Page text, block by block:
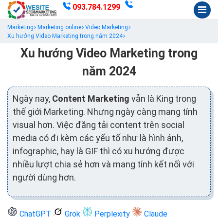
093.784.1299
Marketing Marketing online Video Marketing
Xu hướng Video Marketing trong năm 2024
Xu hướng Video Marketing trong
năm 2024
Ngày nay, Content Marketing vẫn là King trong
thế giới Marketing. Nhưng ngày càng mang tính
visual hơn. Việc đăng tải content trên social
media có đi kèm các yếu tố như là hình ảnh,
infographic, hay là GIF thì có xu hướng được
nhiều lượt chia sẻ hơn và mang tính kết nối với
người dùng hơn.
ChatGPT Grok Perplexity Claude